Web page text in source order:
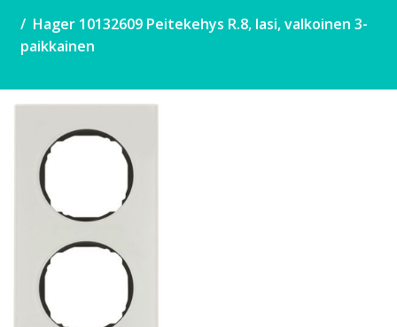
Hager 10132609 Peitekehys R.8, lasi, valkoinen 3-
paikkainen